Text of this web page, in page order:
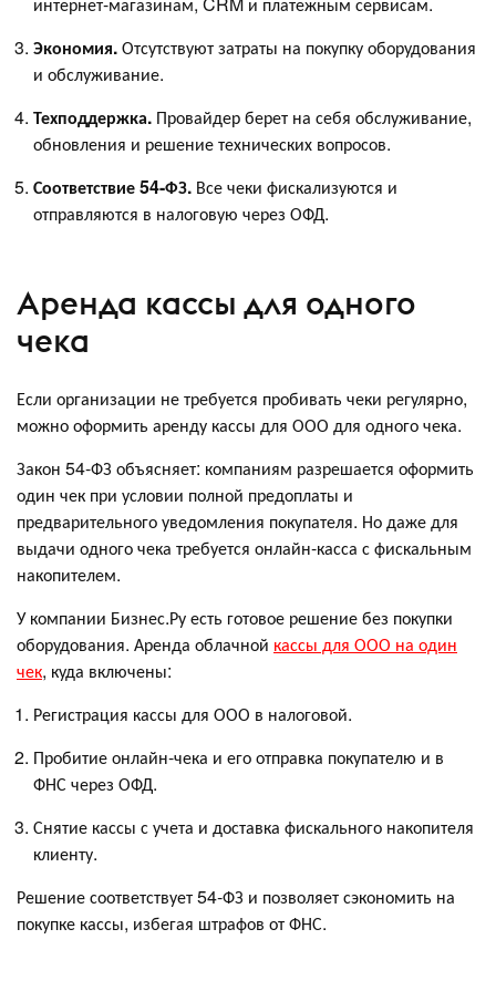
Экономия.Отсутствуют затраты на покупку оборудования
и обслуживание.
Техподдержка. Провайдер берет на себя обслуживание,
обновления и решение технических вопросов.
Соответствие 54-ФЗ. Все чеки фискализуются и
отправляются в налоговую через ОФД.
Аренда кассы для одного
чека
Если организации не требуется пробивать чеки регулярно,
можно оформить аренду кассы для ООО для одного чека.
Закон 54-ФЗ объясняет: компаниям разрешается оформить
один чек при условии полной предоплаты и
предварительного уведомления покупателя. Но даже для
выдачи одного чека требуется онлайн-касса с фискальным
накопителем.
У компании Бизнес.Ру есть готовое решение без покупки
оборудования. Аренда облачной кассы для ООО на один
чек, куда включены:
Регистрация кассы для ООО в налоговой.
Пробитие онлайн-чека и его отправка покупателю и в
ФНС через ОФД.
Снятие кассы с учета и доставка фискального накопителя
клиенту.
Решение соответствует 54‑ФЗ и позволяет сэкономить на
покупке кассы, избегая штрафов от ФНС.